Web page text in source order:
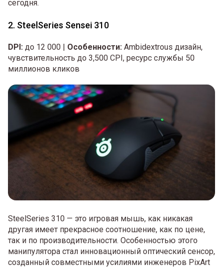
сегодня.
2. SteelSeries Sensei 310
DPI: до 12 000 | Особенности: Ambidextrous дизайн,
чувствительность до 3,500 CPI, ресурс службы 50
миллионов кликов
SteelSeries 310 — это игровая мышь, как никакая
другая имеет прекрасное соотношение, как по цене,
так и по производительности. Особенностью этого
манипулятора стал инновационный оптический сенсор,
созданный совместными усилиями инженеров PixArt